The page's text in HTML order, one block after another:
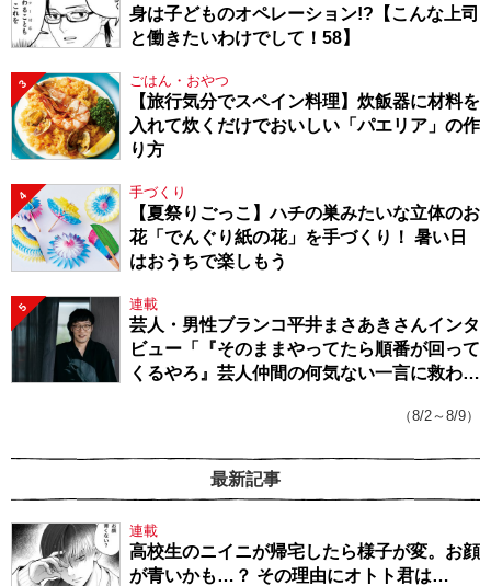
身は子どものオペレーション!?【こんな上司
と働きたいわけでして！58】
3 ごはん・おやつ
【旅行気分でスペイン料理】炊飯器に材料を
入れて炊くだけでおいしい「パエリア」の作
り方
4 手づくり
【夏祭りごっこ】ハチの巣みたいな立体のお
花「でんぐり紙の花」を手づくり！ 暑い日
はおうちで楽しもう
5 連載
芸人・男性ブランコ平井まさあきさんインタ
ビュー「『そのままやってたら順番が回って
くるやろ』芸人仲間の何気ない一言に救われ
（8/2～8/9）
最新記事
連載
高校生のニイニが帰宅したら様子が変。お顔
が青いかも…？ その理由にオトト君は…